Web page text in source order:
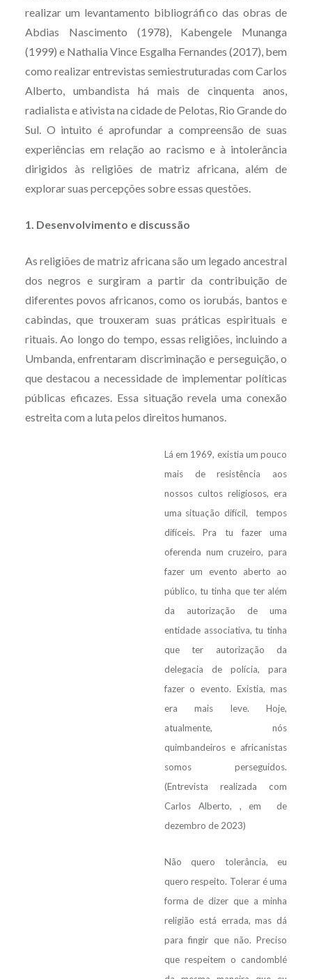
realizar um levantamento bibliográfico das obras de
Abdias Nascimento (1978), Kabengele Munanga
(1999) e Nathalia Vince Esgalha Fernandes (2017), bem
como realizar entrevistas semiestruturadas com Carlos
Alberto, umbandista há mais de cinquenta anos,
radialista e ativista na cidade de Pelotas, Rio Grande do
Sul. O intuito é aprofundar a compreensão de suas
experiências em relação ao racismo e à intolerância
dirigidos às religiões de matriz africana, além de
explorar suas percepções sobre essas questões.
1. Desenvolvimento e discussão
As religiões de matriz africana são um legado ancestral
dos negros e surgiram a partir da contribuição de
diferentes povos africanos, como os iorubás, bantos e
cabindas, que trouxeram suas práticas espirituais e
rituais. Ao longo do tempo, essas religiões, incluindo a
Umbanda, enfrentaram discriminação e perseguição, o
que destacou a necessidade de implementar políticas
públicas eficazes. Essa situação revela uma conexão
estreita com a luta pelos direitos humanos.
Lá em 1969, existia um pouco
mais de resistência aos
nossos cultos religiosos, era
uma situação difícil, tempos
difíceis. Pra tu fazer uma
oferenda num cruzeiro, para
fazer um evento aberto ao
público, tu tinha que ter além
da autorização de uma
entidade associativa, tu tinha
que ter autorização da
delegacia de polícia, para
fazer o evento. Existia, mas
era mais leve. Hoje,
atualmente, nós
quimbandeiros e africanistas
somos perseguidos.
(Entrevista realizada com
Carlos Alberto, , em de
dezembro de 2023)
Não quero tolerância, eu
quero respeito. Tolerar é uma
forma de dizer que a minha
religião está errada, mas dá
para fingir que não. Preciso
que respeitem o candomblé